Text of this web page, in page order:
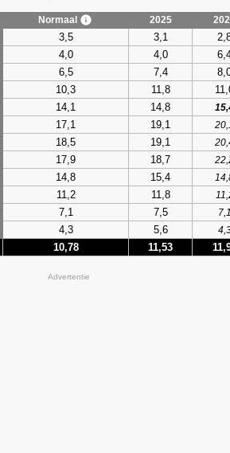
Normaal 2025
3,5 3,1
4,0 4,0
6,5 7,4
10,3 11,8
14,1 14,8
17,1 19,1
18,5 19,1
17,9 18,7
14,8 15,4
11,2 11,8
7,1 7,5
4,3 5,6
10,78 11,53
Advertentie